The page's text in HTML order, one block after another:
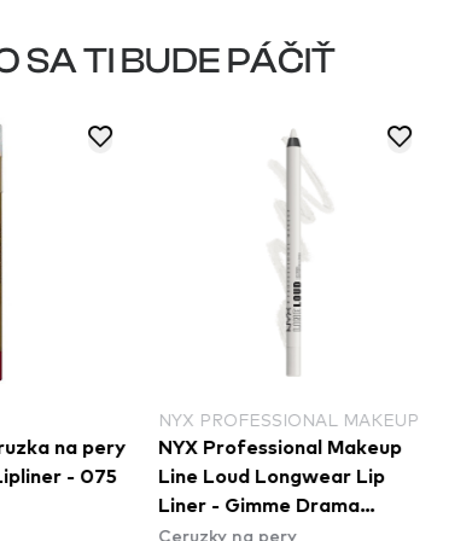
SA TI BUDE PÁČIŤ
MAKEUP
Makeup
Lip
Drama
RIMMEL LONDON
Rimmel London
kontúrovacia ceruzka na
pery - Lasting Finish Lipliner
- 705 Cappuccino (GIFT)
Ceruzky na pery